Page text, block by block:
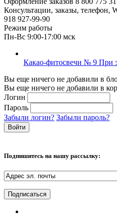
Консультации, заказы, телефон,
918 927-99-90
Режим работы
Пн-Вс 9:00-17:00 мск
Какао-фитосвечи № 9 При
Вы еще ничего не добавили в
Вы еще ничего не добавили в
Логин
Пароль
Забыли логин? Забыли пароль?
Подпишитесь на нашу рассылку: